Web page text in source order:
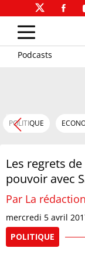
Podcasts
POLITIQUE
Les regrets
pouvoir avec
Par La rédaction
mercredi 5 avril
POLITIQUE